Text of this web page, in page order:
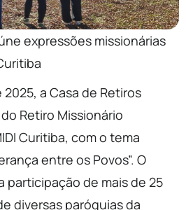
expressões missionárias
a Casa de Retiros
Retiro Missionário
Curitiba, com o tema
entre os Povos”. O
de mais de 25
diversas paróquias da